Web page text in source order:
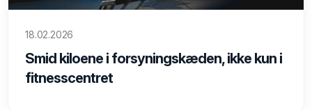
18.02.2026
Smid kiloene i forsyningskæden, ikke kun i
fitnesscentret